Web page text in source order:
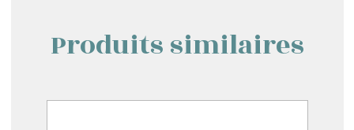
Produits similaires